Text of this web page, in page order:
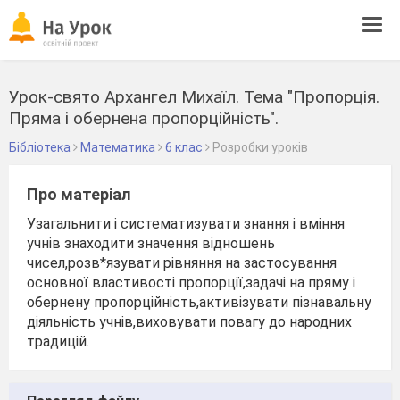
Урок-свято Архангел Михаїл. Тема "Пропорція.
Пряма і обернена пропорційність".
Бібліотека Математика 6 клас Розробки уроків
Про матеріал
Узагальнити і систематизувати знання і вміння
учнів знаходити значення відношень
чисел,розв*язувати рівняння на застосування
основної властивості пропорції,задачі на пряму і
обернену пропорційність,активізувати пізнавальну
діяльність учнів,виховувати повагу до народних
традицій.